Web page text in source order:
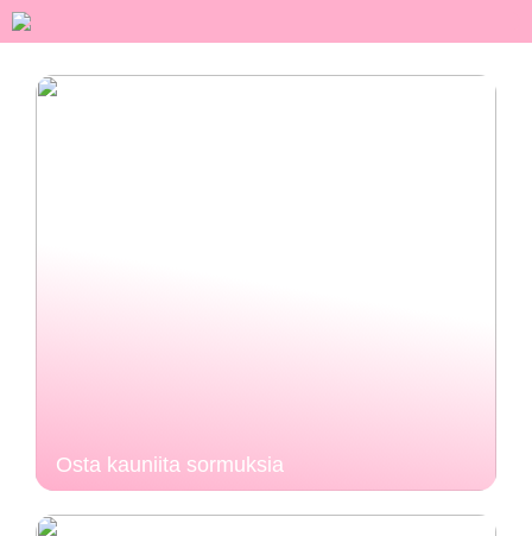
Osta kauniita sormuksia